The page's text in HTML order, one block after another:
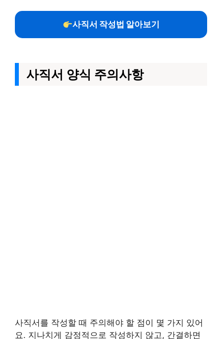
사직서 작성법 알아보기
사직서 양식 주의사항
사직서를 작성할 때 주의해야 할 점이 몇 가지 있어
요. 지나치게 감정적으로 작성하지 않고, 간결하면